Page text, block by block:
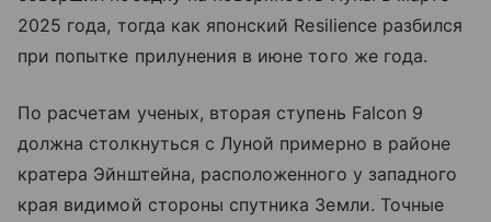
2025 года, тогда как японский Resilience разбился
при попытке прилунения в июне того же года.
По расчетам ученых, вторая ступень Falcon 9
должна столкнуться с Луной примерно в районе
кратера Эйнштейна, расположенного у западного
края видимой стороны спутника Земли. Точные